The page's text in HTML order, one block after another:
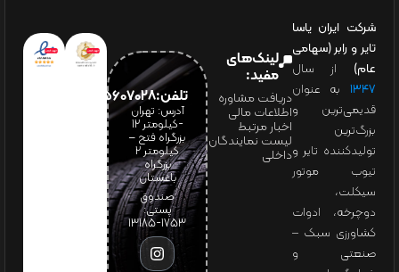
شرکت ایران یاسا
تایر و رابر (سهامی
عام) از سال
۱۳۴۷ به عنوان
قدیمی‌ترین و
بزرگ‌ترین
تولیدکننده تایر و
تیوب موتور
سیکلت،
دوچرخه، ادوات
کشاورزی سبک –
صنعتی و
لینک‌های
مفید:
دریافت مشاوره
اطلاعات مالی
اخبار مرتبط
لیست نمایندگان
داخلی
تلفن:65607028(021)
آدرس: تهران
-کیلومتر 12
بزرگراه فتح –
کیلومتر ۲
بزرگراه
باغستان
صندوق
پستی:
1753-13185